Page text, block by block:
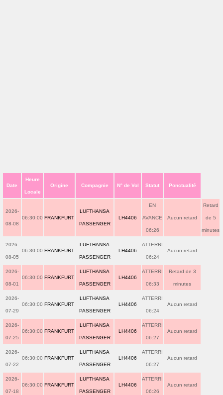
Date
Heure
Locale
Origine Compagnie N° de Vol Statut Ponctualité
2026-
08-08
06:30:00 FRANKFURT
LUFTHANSA
PASSENGER
LH4406
EN
AVANCE
06:26
Aucun retard
Retard
de 5
minutes
2026-
08-05
06:30:00 FRANKFURT
LUFTHANSA
PASSENGER
LH4406
ATTERRI
06:24
Aucun retard
2026-
08-01
06:30:00 FRANKFURT
LUFTHANSA
PASSENGER
LH4406
ATTERRI
06:33
Retard de 3
minutes
2026-
07-29
06:30:00 FRANKFURT
LUFTHANSA
PASSENGER
LH4406
ATTERRI
06:24
Aucun retard
2026-
07-25
06:30:00 FRANKFURT
LUFTHANSA
PASSENGER
LH4406
ATTERRI
06:27
Aucun retard
2026-
07-22
06:30:00 FRANKFURT
LUFTHANSA
PASSENGER
LH4406
ATTERRI
06:27
Aucun retard
2026-
07-18
06:30:00 FRANKFURT
LUFTHANSA
PASSENGER
LH4406
ATTERRI
06:26
Aucun retard